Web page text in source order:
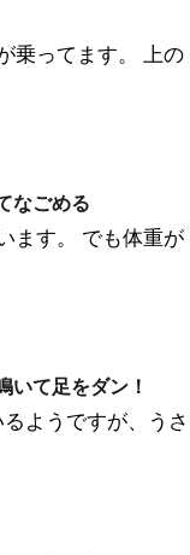
乗ってます。 上の
なごめる
ます。 でも体重が
て足をダン！
ようですが、うさ